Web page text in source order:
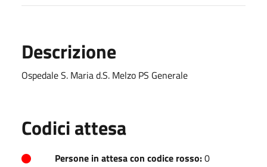
Descrizione
Ospedale S. Maria d.S. Melzo PS Generale
Codici attesa
Persone in attesa con codice rosso:0